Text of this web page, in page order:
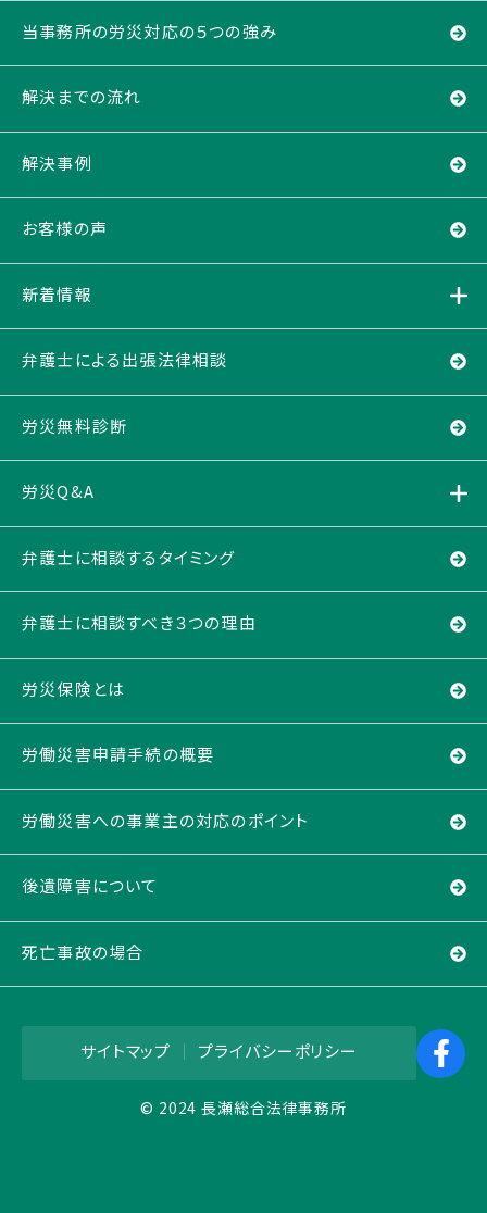
当事務所の労災対応の５つの強み
解決までの流れ
解決事例
お客様の声
新着情報
弁護士による出張法律相談
労災無料診断
労災Q&A
弁護士に相談するタイミング
弁護士に相談すべき３つの理由
労災保険とは
労働災害申請手続の概要
労働災害への事業主の対応のポイント
後遺障害について
死亡事故の場合
サイトマップ ｜ プライバシーポリシー
© 2024 長瀬総合法律事務所